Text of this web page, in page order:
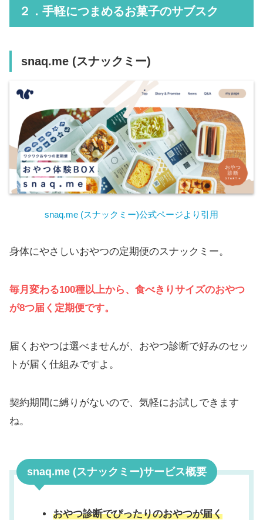
２．手軽につまめるお菓子のサブスク
snaq.me (スナックミー)
snaq.me (スナックミー)公式ページより引用
身体にやさしいおやつの定期便のスナックミー。
毎月変わる100種以上から、食べきりサイズのおやつ
が8つ届く定期便です。
届くおやつは選べませんが、おやつ診断で好みのセッ
トが届く仕組みですよ。
契約期間に縛りがないので、気軽にお試しできます
ね。
snaq.me (スナックミー)サービス概要
おやつ診断でぴったりのおやつが届く